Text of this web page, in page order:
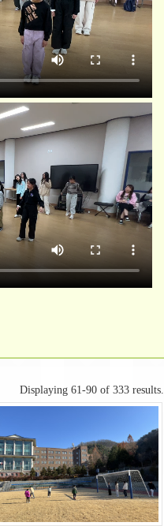
Displaying 61-90 of 333 results.